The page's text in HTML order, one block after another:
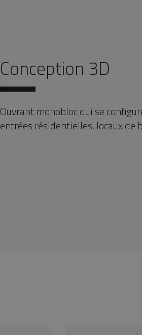
Conception 3D
Ouvrant monobloc qui se
entrées résidentielles, locaux de